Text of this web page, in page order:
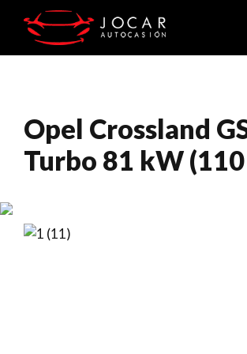
contenido
Opel Crossland
Turbo 81 kW